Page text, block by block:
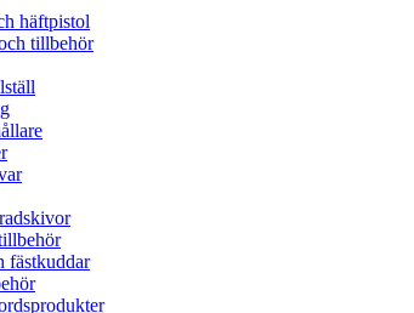
häftpistol
tillbehör
fästkuddar